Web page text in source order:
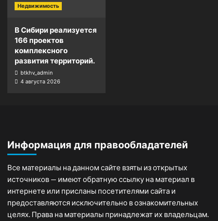
Недвижимость
В Сибири реализуется
166 проектов
комплексного
развития территорий.
btkhv_admin
4 августа 2026
Информация для правообладателей
Все материалы на данном сайте взяты из открытых
источников — имеют обратную ссылку на материал в
интернете или присланы посетителями сайта и
предоставляются исключительно в ознакомительных
целях. Права на материалы принадлежат их владельцам.